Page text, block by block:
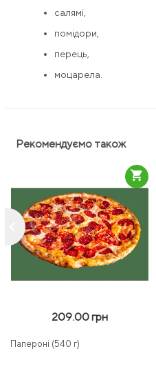
салямі,
помідори,
перець,
моцарела.
Рекомендуємо також
209.00 грн
Папероні (540 г)
shopping_cart